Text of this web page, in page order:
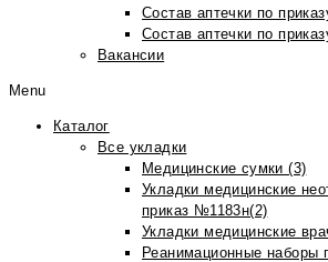
Состав аптечки по
Состав аптечки по
Вакансии
Menu
Каталог
Все укладки
Медицинские сумки (3)
Укладки медицинские
приказ №1183н(2)
Укладки медицинские
Реанимационные наборы